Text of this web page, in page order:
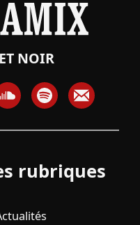
NOIR
rubriques